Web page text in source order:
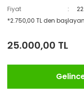
Fiyat
*2.750,00 TL den
25.000,00 TL